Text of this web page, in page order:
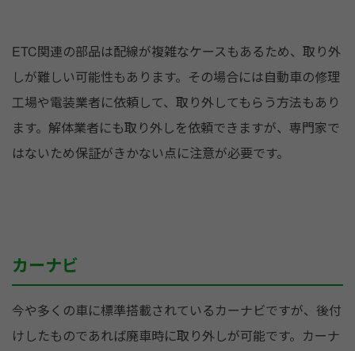
ETC関連の部品は配線が複雑なケースもあるため、取り外
しが難しい可能性もあります。その場合には自動車の修理
工場や電装業者に依頼して、取り外してもらう方法もあり
ます。解体業者にも取り外しを依頼できますが、専門家で
はないため保証がきかない点に注意が必要です。
カーナビ
今や多くの車に標準搭載されているカーナビですが、後付
けしたものであれば廃車時に取り外しが可能です。カーナ